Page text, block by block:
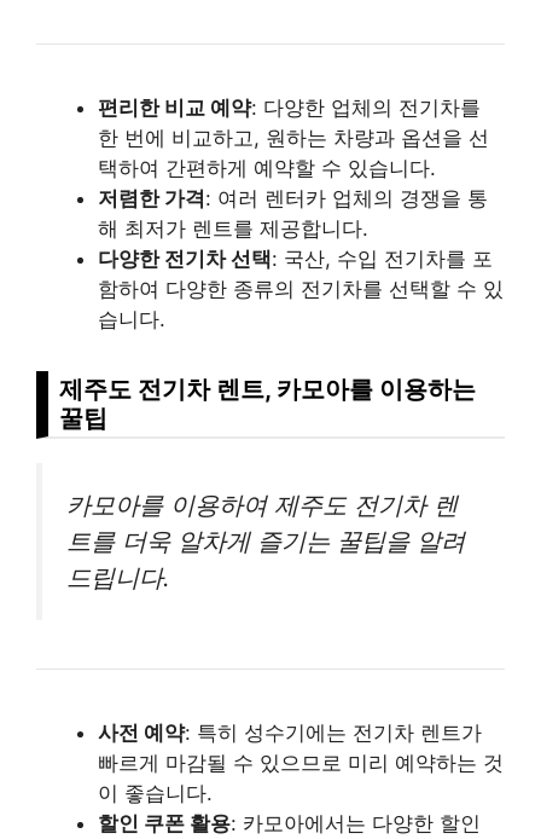
편리한 비교 예약: 다양한 업체의 전기차를
한 번에 비교하고, 원하는 차량과 옵션을 선
택하여 간편하게 예약할 수 있습니다.
저렴한 가격: 여러 렌터카 업체의 경쟁을 통
해 최저가 렌트를 제공합니다.
다양한 전기차 선택: 국산, 수입 전기차를 포
함하여 다양한 종류의 전기차를 선택할 수 있
습니다.
제주도 전기차 렌트, 카모아를 이용하는
꿀팁
카모아를 이용하여 제주도 전기차 렌
트를 더욱 알차게 즐기는 꿀팁을 알려
드립니다.
사전 예약: 특히 성수기에는 전기차 렌트가
빠르게 마감될 수 있으므로 미리 예약하는 것
이 좋습니다.
할인 쿠폰 활용: 카모아에서는 다양한 할인